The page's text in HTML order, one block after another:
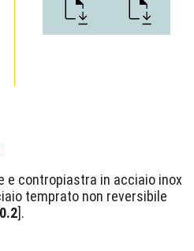
e contropiastra in acciaio inox
temprato non reversibile
].